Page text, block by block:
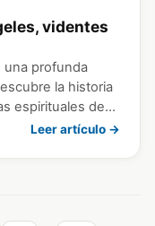
videntes
una profunda
la historia
espirituales de…
Leer artículo →